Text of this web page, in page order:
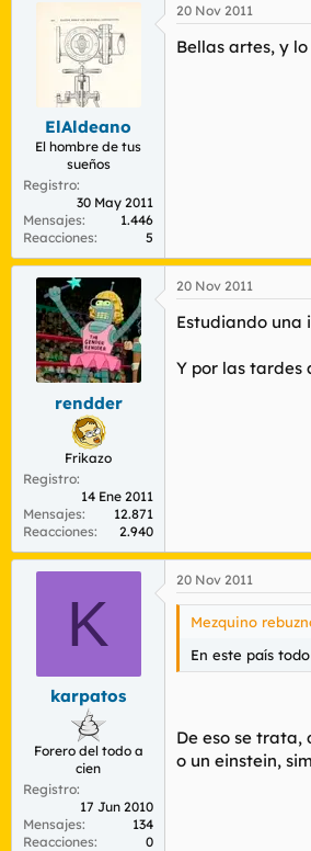
ElAldeano
El hombre de tus
sueños
Registro
30 May 2011
Mensajes
1.446
Reacciones
5
20 Nov 2011
Bellas artes, y
rendder
Frikazo
Registro
14 Ene 2011
Mensajes
12.871
Reacciones
2.940
20 Nov 2011
Estudiando una
Y por las tardes
K
karpatos
Forero del todo a
cien
Registro
17 Jun 2010
Mensajes
134
Reacciones
0
20 Nov 2011
Mezquino
En este país
De eso se trata,
o un einstein,